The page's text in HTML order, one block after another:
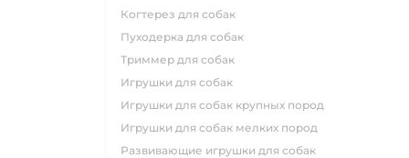
когтерез для собак
пуходерка для собак
триммер для собак
игрушки для собак
игрушки для собак крупных пород
игрушки для собак мелких пород
развивающие игрушки для собак